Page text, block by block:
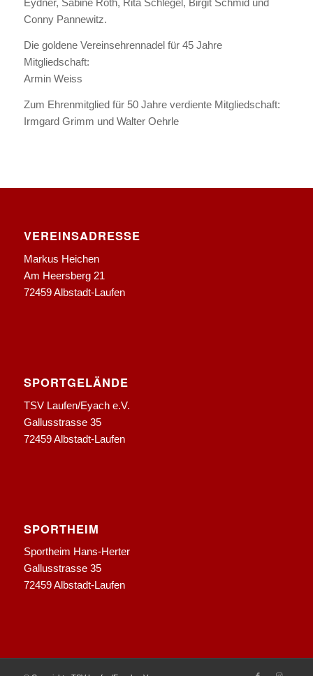
Eydner, Sabine Roth, Rita Schlegel, Birgit Schmid und
Conny Pannewitz.
Die goldene Vereinsehrennadel für 45 Jahre
Mitgliedschaft:
Armin Weiss
Zum Ehrenmitglied für 50 Jahre verdiente Mitgliedschaft:
Irmgard Grimm und Walter Oehrle
VEREINSADRESSE
Markus Heichen
Am Heersberg 21
72459 Albstadt-Laufen
SPORTGELÄNDE
TSV Laufen/Eyach e.V.
Gallusstrasse 35
72459 Albstadt-Laufen
SPORTHEIM
Sportheim Hans-Herter
Gallusstrasse 35
72459 Albstadt-Laufen